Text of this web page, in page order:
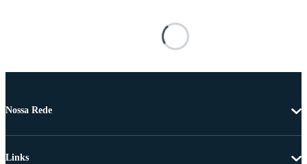
Nossa Rede
Links